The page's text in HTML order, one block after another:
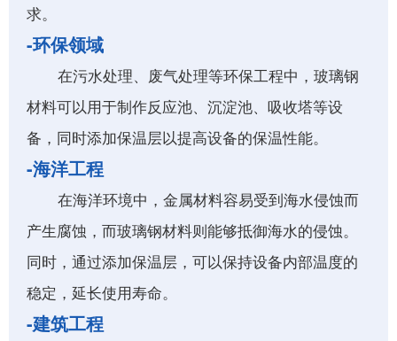
求。
-环保领域
在污水处理、废气处理等环保工程中，玻璃钢
材料可以用于制作反应池、沉淀池、吸收塔等设
备，同时添加保温层以提高设备的保温性能。
-海洋工程
在海洋环境中，金属材料容易受到海水侵蚀而
产生腐蚀，而玻璃钢材料则能够抵御海水的侵蚀。
同时，通过添加保温层，可以保持设备内部温度的
稳定，延长使用寿命。
-建筑工程